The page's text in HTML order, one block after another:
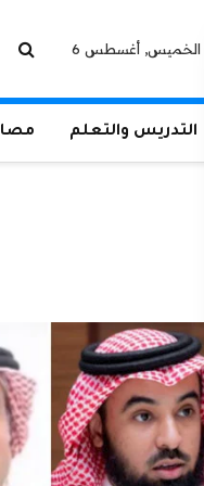
الخميس, أغسطس 6
التدريس والتعلم